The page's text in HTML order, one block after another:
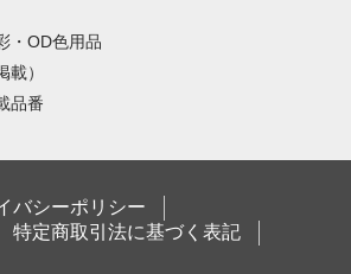
・OD色用品
）
品番
バシーポリシー
特定商取引法に基づく表記